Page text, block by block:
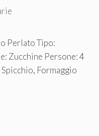
Perlato Tipo:
Zucchine Persone: 4
Formaggio